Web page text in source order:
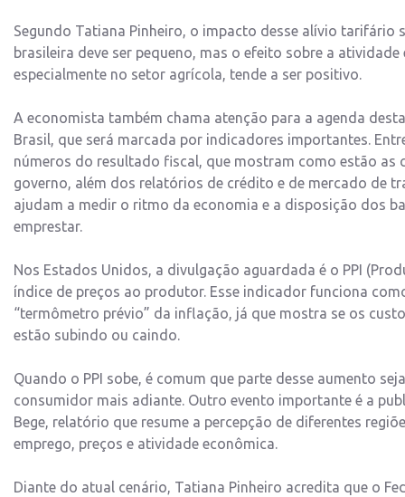
Segundo Tatiana Pinheiro, o impacto desse alívio tarifário
brasileira deve ser pequeno, mas o efeito sobre a atividade
especialmente no setor agrícola, tende a ser positivo.
A economista também chama atenção para a agenda
Brasil, que será marcada por indicadores importantes.
números do resultado fiscal, que mostram como estão as
governo, além dos relatórios de crédito e de mercado de
ajudam a medir o ritmo da economia e a disposição dos
emprestar.
Nos Estados Unidos, a divulgação aguardada é o PPI
índice de preços ao produtor. Esse indicador funciona
“termômetro prévio” da inflação, já que mostra se os
estão subindo ou caindo.
Quando o PPI sobe, é comum que parte desse aumento
consumidor mais adiante. Outro evento importante é a
Bege, relatório que resume a percepção de diferentes
emprego, preços e atividade econômica.
Diante do atual cenário, Tatiana Pinheiro acredita que o